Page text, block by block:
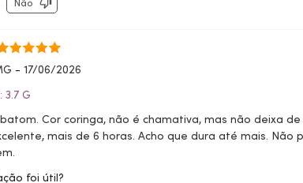
Não
- 17/06/2026
3.7 G
Cor coringa, não é chamativa, mas não deixa
mais de 6 horas. Acho que dura até mais. Não
foi útil?